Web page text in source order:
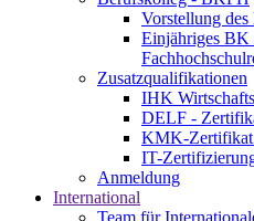
Vorstellung
Einjähriges BK
Zusatzqualifikationen
IHK
DELF -
KMK-Zertifikat
IT-
Anmeldung
International
Team für